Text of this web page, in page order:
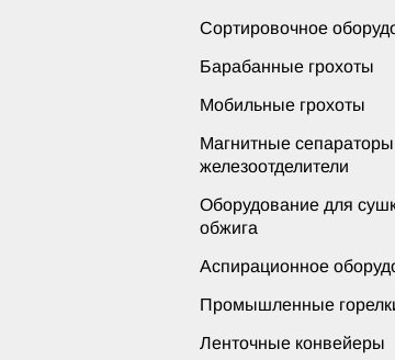
Сортировочное
Барабанные грохоты
Мобильные грохоты
Магнитные
железоотделители
Оборудование для
обжига
Аспирационное
Промышленные
Ленточные конвейеры